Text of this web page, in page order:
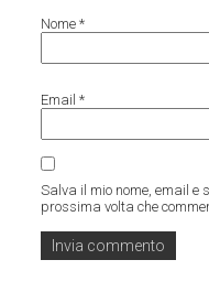
Nome*
Email*
Salva il mio nome, email e
prossima volta che